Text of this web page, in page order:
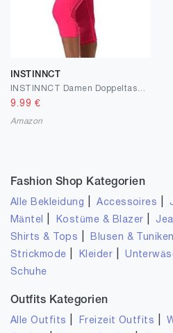
INSTINNCT
9.99 €
Amazon
Fashion Shop Kategorien
Alle Bekleidung |Accessoires
Mäntel Kostüme & Blazer
Shirts & Tops Blusen & Tuniken
Strickmode
Kleider |
Schuhe
Outfits Kategorien
Alle Outfits Freizeit Outfits |